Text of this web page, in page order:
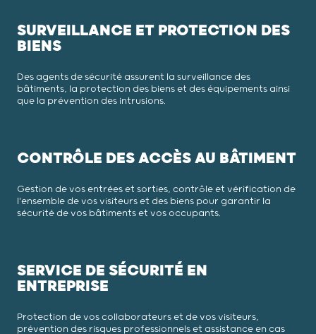
SURVEILLANCE ET PROTECTION DES
BIENS
Des agents de sécurité assurent la surveillance des
bâtiments, la protection des biens et des équipements ainsi
que la prévention des intrusions.
CONTRÔLE DES ACCÈS AU BÂTIMENT
Gestion de vos entrées et sorties, contrôle et vérification de
l'ensemble de vos visiteurs et des biens pour garantir la
sécurité de vos bâtiments et vos occupants.
SERVICE DE SÉCURITÉ EN
ENTREPRISE
Protection de vos collaborateurs et de vos visiteurs,
prévention des risques professionnels et assistance en cas